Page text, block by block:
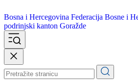
Bosna i Hercegovina
podrinjski kanton Goražde